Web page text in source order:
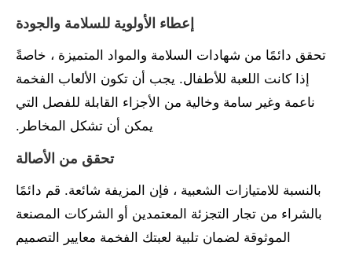
إعطاء الأولوية للسلامة والجودة
تحقق دائمًا من شهادات السلامة والمواد المتميزة ، خاصةً
إذا كانت اللعبة للأطفال. يجب أن تكون الألعاب الفخمة
ناعمة وغير سامة وخالية من الأجزاء القابلة للفصل التي
يمكن أن تشكل المخاطر.
تحقق من الأصالة
بالنسبة للامتيازات الشعبية ، فإن المزيفة شائعة. قم دائمًا
بالشراء من تجار التجزئة المعتمدين أو الشركات المصنعة
الموثوقة لضمان تلبية لعبتك الفخمة معايير التصميم